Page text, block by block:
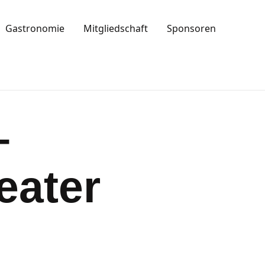
Gastronomie Mitgliedschaft Sponsoren